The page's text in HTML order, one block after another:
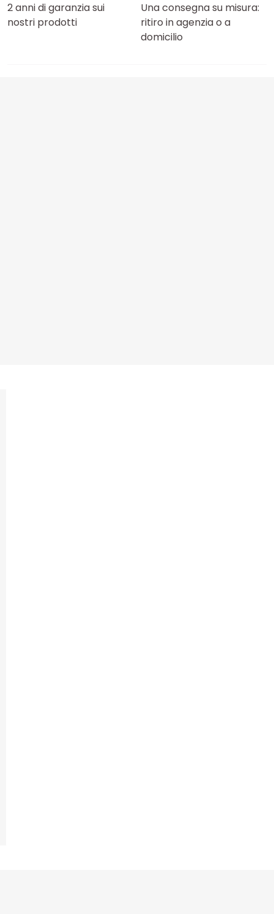
2 anni di garanzia sui
nostri prodotti
Una consegna su misura:
ritiro in agenzia o a
domicilio